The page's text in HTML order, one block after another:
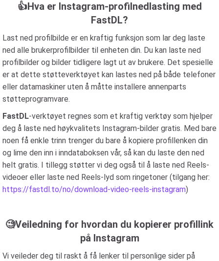
👍Hva er Instagram-profilnedlasting med
FastDL?
Last ned profilbilde er en kraftig funksjon som lar deg laste
ned alle brukerprofilbilder til enheten din. Du kan laste ned
profilbilder og bilder tidligere lagt ut av brukere. Det spesielle
er at dette støtteverktøyet kan lastes ned på både telefoner
eller datamaskiner uten å måtte installere annenparts
støtteprogramvare.
FastDL-verktøyet regnes som et kraftig verktøy som hjelper
deg å laste ned høykvalitets Instagram-bilder gratis. Med bare
noen få enkle trinn trenger du bare å kopiere profillenken din
og lime den inn i inndataboksen vår, så kan du laste den ned
helt gratis. I tillegg støtter vi deg også til å laste ned Reels-
videoer eller laste ned Reels-lyd som ringetoner (tilgang her:
https://fastdl.to/no/download-video-reels-instagram)
🧐Veiledning for hvordan du kopierer profillink
på Instagram
Vi veileder deg til raskt å få lenker til personlige sider på